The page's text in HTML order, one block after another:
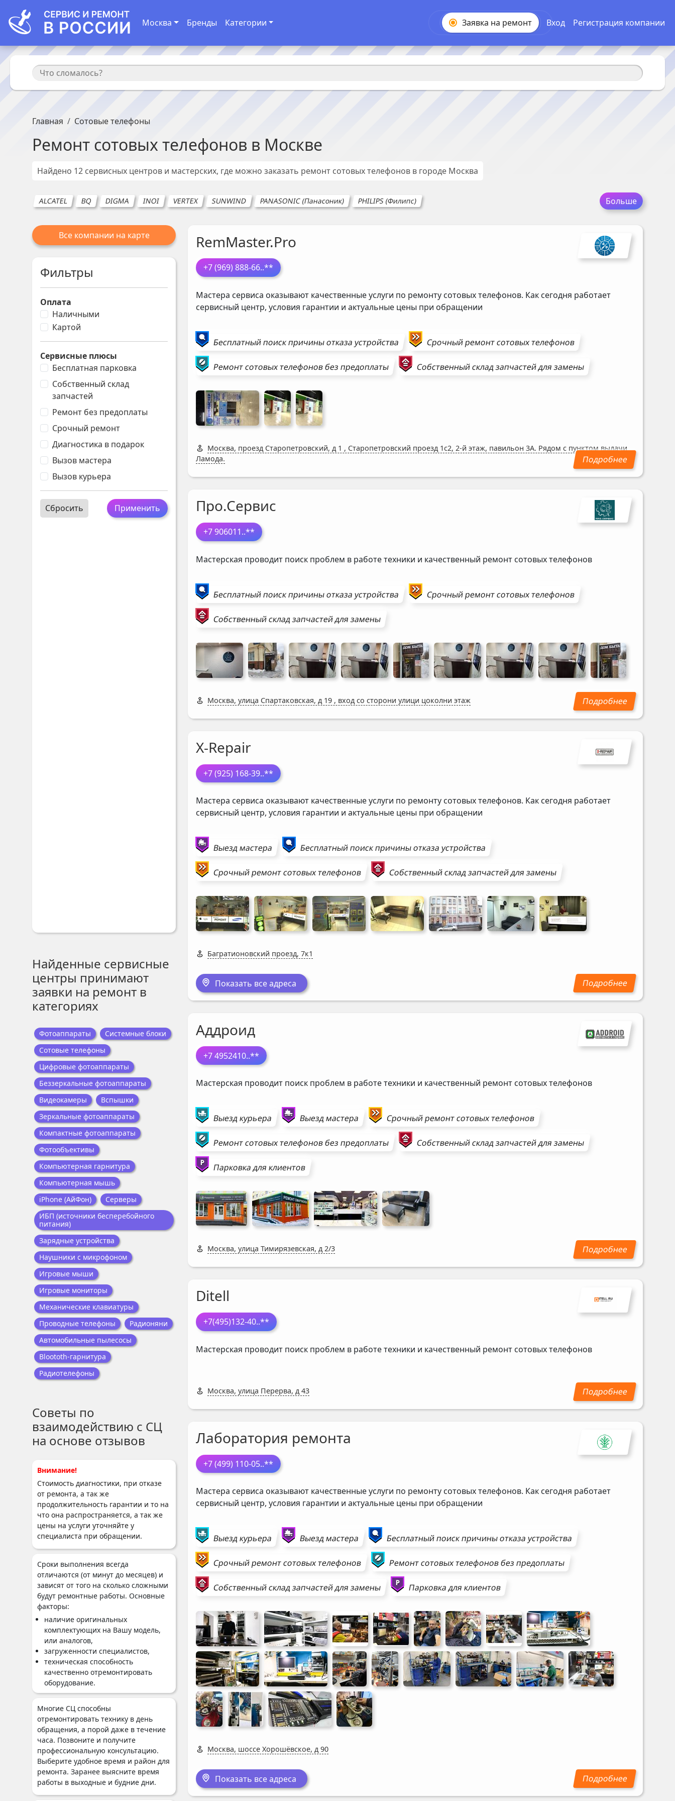
Москва Бренды Категории Заявка на ремонт Вход Регистрация компании
Главная Сотовые телефоны
Ремонт сотовых телефонов в Москве
Найдено 12 сервисных центров и мастерских, где можно заказать ремонт сотовых телефонов в городе Москва
ALCATEL BQ DIGMA INOI VERTEX SUNWIND PANASONIC (Панасоник) PHILIPS (Филипс) Больше
Все компании на карте
Фильтры
Оплата
Наличными
Картой
Сервисные плюсы
Бесплатная парковка
Собственный склад
запчастей
Ремонт без предоплаты
Срочный ремонт
Диагностика в подарок
Вызов мастера
Вызов курьера
Применить
Сбросить
Найденные сервисные
центры принимают
заявки на ремонт в
категориях
Фотоаппараты
Системные блоки
Сотовые телефоны
Цифровые фотоаппараты
Беззеркальные фотоаппараты
Видеокамеры
Вспышки
Зеркальные фотоаппараты
Компактные фотоаппараты
Фотообъективы
Компьютерная гарнитура
Компьютерная мышь
iPhone (АйФон)
Серверы
ИБП (источники бесперебойного
питания)
Зарядные устройства
Наушники с микрофоном
Игровые мыши
Игровые мониторы
Механические клавиатуры
Проводные телефоны
Радионяни
Автомобильные пылесосы
Bloototh-гарнитура
Радиотелефоны
Советы по
взаимодействию с СЦ
на основе отзывов
Внимание!
Стоимость диагностики, при отказе
от ремонта, а так же
продолжительность гарантии и то на
что она распространяется, а так же
цены на услуги уточняйте у
специалиста при обращении.
Сроки выполнения всегда
отличаются (от минут до месяцев) и
зависят от того на сколько сложными
будут ремонтные работы. Основные
факторы:
наличие оригинальных
комплектующих на Вашу модель,
или аналогов,
загруженности специалистов,
техническая способность
качественно отремонтировать
оборудование.
Многие СЦ способны
отремонтировать технику в день
обращения, а порой даже в течение
часа. Позвоните и получите
профессиональную консультацию.
Выберите удобное время и район для
ремонта. Заранее выясните время
работы в выходные и будние дни.
RemMaster.Pro
+7 (969) 888-66..**
Мастера сервиса оказывают качественные услуги по ремонту сотовых телефонов. Как сегодня работает
сервисный центр, условия гарантии и актуальные цены при обращении
Бесплатный поиск причины отказа устройства Срочный ремонтсотовых телефонов
Ремонтсотовых телефоновбез предоплаты Собственный склад запчастей для замены
Москва, проезд Старопетровский, д 1 , Старопетровский проезд 1с2, 2-й этаж, павильон 3А. Рядом с пунктом выдачи
Ламода.
Про.Сервис
+7 906011..**
Мастерская проводит поиск проблем в работе техники и качественный ремонт сотовых телефонов
Бесплатный поиск причины отказа устройства Срочный ремонтсотовых телефонов
Собственный склад запчастей для замены
Москва, улица Спартаковская, д 19 , вход со сторони улици цоколни этаж
X-Repair
+7 (925) 168-39..**
Мастера сервиса оказывают качественные услуги по ремонту сотовых телефонов. Как сегодня работает
сервисный центр, условия гарантии и актуальные цены при обращении
Выезд мастера Бесплатный поиск причины отказа устройства
Срочный ремонтсотовых телефонов Собственный склад запчастей для замены
Багратионовский проезд, 7к1
Показать все адреса
Аддроид
+7 4952410..**
Мастерская проводит поиск проблем в работе техники и качественный ремонт сотовых телефонов
Выезд курьера Выезд мастера Срочный ремонтсотовых телефонов
Ремонтсотовых телефоновбез предоплаты Собственный склад запчастей для замены
Парковка для клиентов
Москва, улица Тимирязевская, д 2/3
Ditell
+7(495)132-40..**
Мастерская проводит поиск проблем в работе техники и качественный ремонт сотовых телефонов
Москва, улица Перерва, д 43
Лаборатория ремонта
+7 (499) 110-05..**
Мастера сервиса оказывают качественные услуги по ремонту сотовых телефонов. Как сегодня работает
сервисный центр, условия гарантии и актуальные цены при обращении
Выезд курьера Выезд мастера Бесплатный поиск причины отказа устройства
Срочный ремонтсотовых телефонов Ремонтсотовых телефоновбез предоплаты
Собственный склад запчастей для замены Парковка для клиентов
Москва, шоссе Хорошёвское, д 90
Показать все адреса